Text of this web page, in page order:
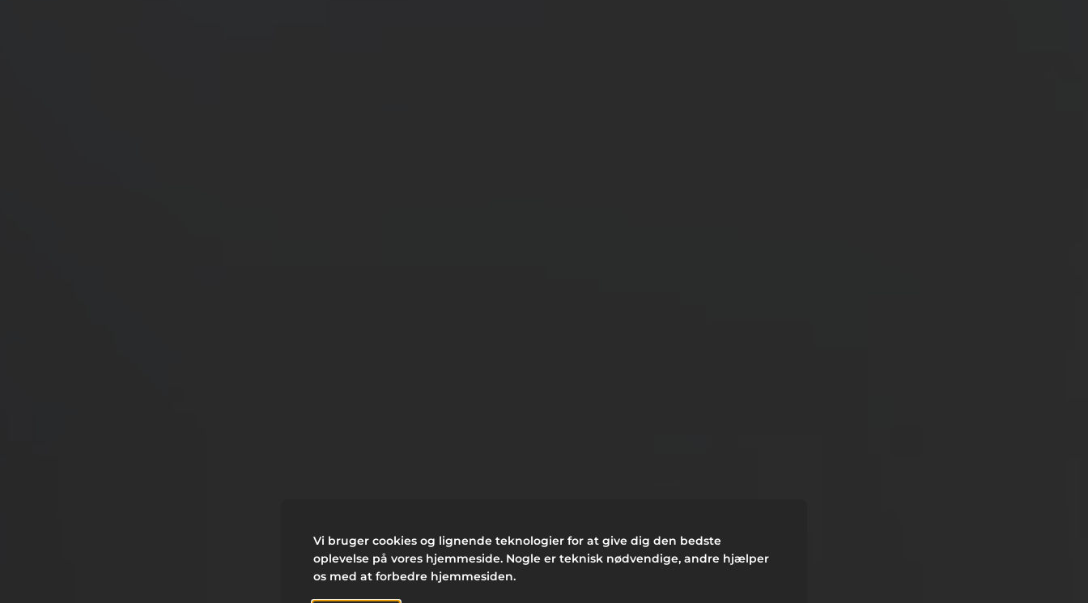
KREATIVITET ER
PASSION
Vi bruger cookies og lignende teknologier for at give dig den bedste
oplevelse på vores hjemmeside. Nogle er teknisk nødvendige, andre hjælper
os med at forbedre hjemmesiden.